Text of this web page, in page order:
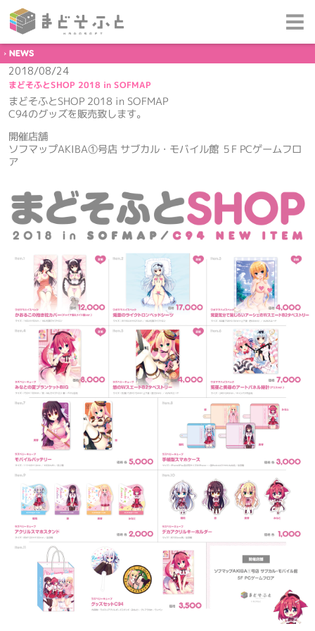
NEWS
2018/08/24
まどそふとSHOP 2018 in SOFMAP
まどそふとSHOP 2018 in SOFMAP
C94のグッズを販売致します。
開催店舗
ソフマップAKIBA①号店 サブカル・モバイル館 ５F PCゲームフロ
ア